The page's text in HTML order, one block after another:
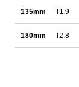
135mm T1.9
180mm T2.8